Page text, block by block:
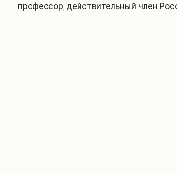
профессор, действительный член